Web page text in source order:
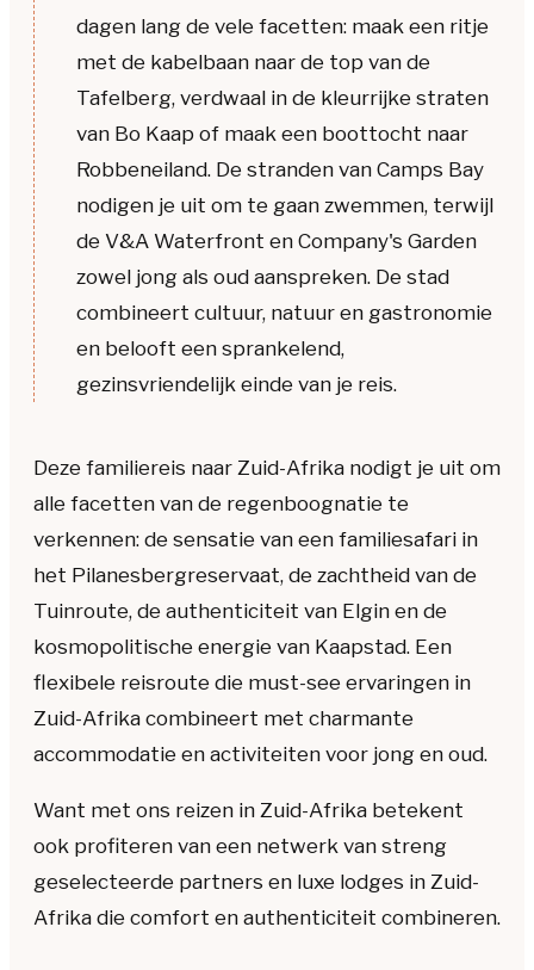
dagen lang de vele facetten: maak een ritje
met de kabelbaan naar de top van de
Tafelberg, verdwaal in de kleurrijke straten
van Bo Kaap of maak een boottocht naar
Robbeneiland. De stranden van Camps Bay
nodigen je uit om te gaan zwemmen, terwijl
de V&A Waterfront en Company's Garden
zowel jong als oud aanspreken. De stad
combineert cultuur, natuur en gastronomie
en belooft een sprankelend,
gezinsvriendelijk einde van je reis.
Deze familiereis naar Zuid-Afrika nodigt je uit om
alle facetten van de regenboognatie te
verkennen: de sensatie van een familiesafari in
het Pilanesbergreservaat, de zachtheid van de
Tuinroute, de authenticiteit van Elgin en de
kosmopolitische energie van Kaapstad. Een
flexibele reisroute die must-see ervaringen in
Zuid-Afrika combineert met charmante
accommodatie en activiteiten voor jong en oud.
Want met ons reizen in Zuid-Afrika betekent
ook profiteren van een netwerk van streng
geselecteerde partners en luxe lodges in Zuid-
Afrika die comfort en authenticiteit combineren.